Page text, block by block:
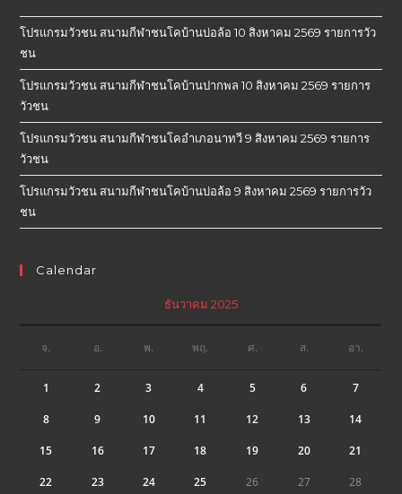
โปรแกรมวัวชน สนามกีฬาชนโคบ้านบ่อล้อ 10 สิงหาคม 2569 รายการวัว
ชน
โปรแกรมวัวชน สนามกีฬาชนโคบ้านปากพล 10 สิงหาคม 2569 รายการ
วัวชน
โปรแกรมวัวชน สนามกีฬาชนโคอำเภอนาทวี 9 สิงหาคม 2569 รายการ
วัวชน
โปรแกรมวัวชน สนามกีฬาชนโคบ้านบ่อล้อ 9 สิงหาคม 2569 รายการวัว
ชน
Calendar
ธันวาคม 2025
จ. อ. พ. พฤ. ศ. ส. อา.
1 2 3 4 5 6 7
8 9 10 11 12 13 14
15 16 17 18 19 20 21
22 23 24 25 26 27 28